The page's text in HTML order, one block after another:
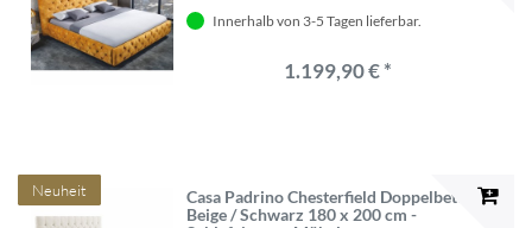
Innerhalb von 3-5 Tagen lieferbar.
1.199,90 € *
Neuheit
Casa Padrino Chesterfield Doppelbett
Beige / Schwarz 180 x 200 cm -